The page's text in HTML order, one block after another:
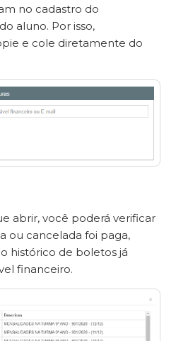
no cadastro do
aluno. Por isso,
e cole diretamente do
abrir, você poderá verificar
ou cancelada foi paga,
histórico de boletos já
financeiro.